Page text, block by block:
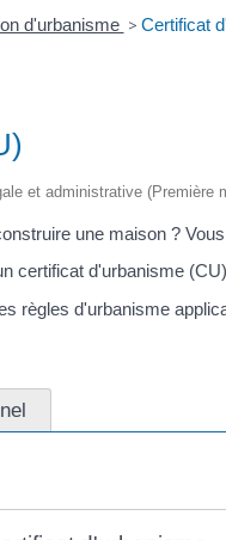
d'urbanisme > Certificat
et administrative (Première
une maison ?
certificat d'urbanisme
règles d'urbanisme